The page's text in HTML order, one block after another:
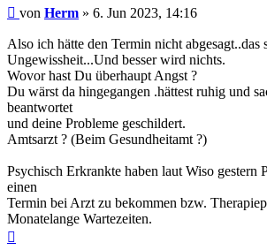
Beitrag
von Herm » 6. Jun 2023, 14:16
Also ich hätte den Termin nicht abgesagt..das
Ungewissheit...Und besser wird nichts.
Wovor hast Du überhaupt Angst ?
Du wärst da hingegangen .hättest ruhig und
beantwortet
und deine Probleme geschildert.
Amtsarzt ? (Beim Gesundheitamt ?)
Psychisch Erkrankte haben laut Wiso gestern
einen
Termin bei Arzt zu bekommen bzw.
Monatelange Wartezeiten.